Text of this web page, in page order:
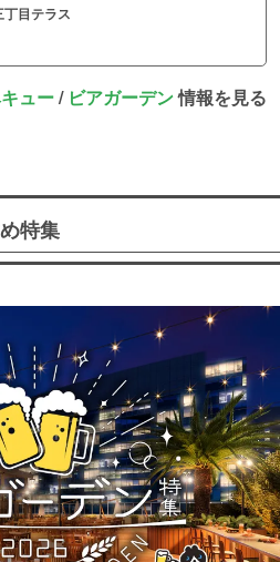
目テラス
ュー/ ビアガーデン情報を見る
特集